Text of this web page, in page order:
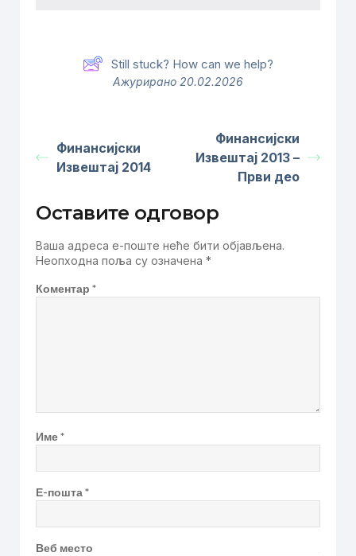
Still stuck? How can we help?
Ажурирано 20.02.2026
Финансијски
Извештај 2014
Финансијски
Извештај 2013 –
Први део
Оставите одговор
Ваша адреса е-поште неће бити објављена.
Неопходна поља су означена *
Коментар *
Име*
Е-пошта*
Веб место